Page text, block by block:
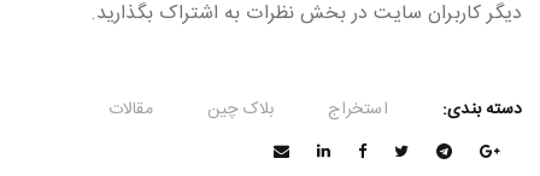
دیگر کاربران سایت در بخش نظرات به اشتراک بگذارید.
دسته بندی: استخراج بلاک چین مقالات